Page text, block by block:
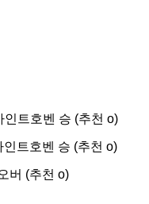
인트호벤 승 (추천 o)
인트호벤 승 (추천 o)
버 (추천 o)